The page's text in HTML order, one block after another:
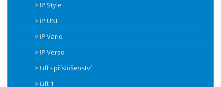
> IP Style
> IP UNI
> IP Vario
> IP Verso
> Lift - příslušenství
> Lift 1